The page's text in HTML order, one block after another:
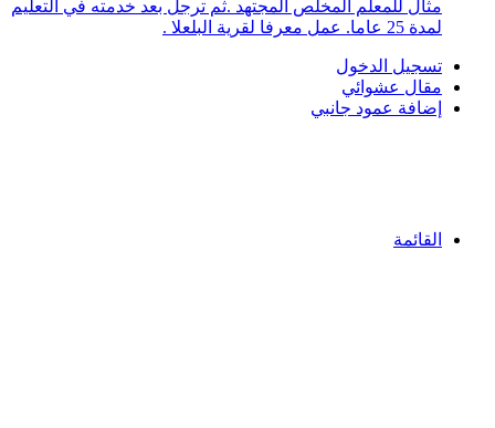
مثال للمعلم المخلص المجتهد .ثم ترجل بعد خدمته في التعليم
لمدة 25 عاما. عمل معرفا لقرية البلعلا .
تسجيل الدخول
مقال عشوائي
إضافة عمود جانبي
القائمة